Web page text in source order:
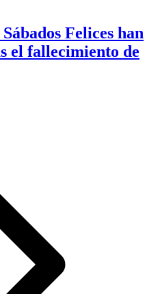
Felices han
el fallecimiento de